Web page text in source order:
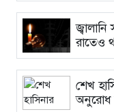
রাতেও
শেখ
অনুরোধ